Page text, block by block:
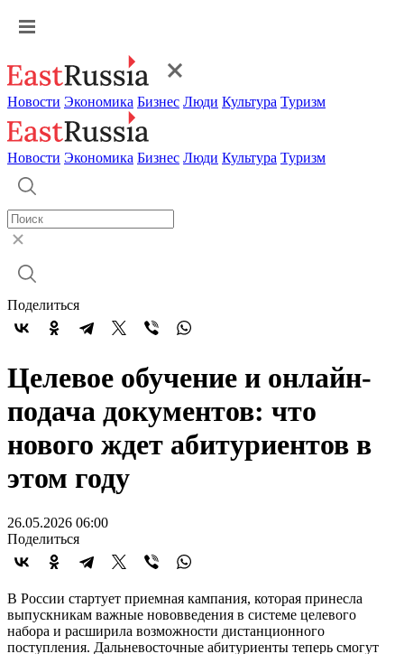
Новости Экономика Бизнес Люди Культура Туризм
Новости Экономика Бизнес Люди Культура Туризм
Поделиться
Целевое обучение и онлайн-
подача документов: что
нового ждет абитуриентов в
этом году
26.05.2026 06:00
Поделиться
В России стартует приемная кампания, которая принесла
выпускникам важные нововведения в системе целевого
набора и расширила возможности дистанционного
поступления. Дальневосточные абитуриенты теперь смогут